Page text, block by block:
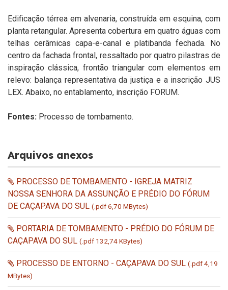
Edificação térrea em alvenaria, construída em esquina, com
planta retangular. Apresenta cobertura em quatro águas com
telhas cerâmicas capa-e-canal e platibanda fechada. No
centro da fachada frontal, ressaltado por quatro pilastras de
inspiração clássica, frontão triangular com elementos em
relevo: balança representativa da justiça e a inscrição JUS
LEX. Abaixo, no entablamento, inscrição FORUM.
Fontes: Processo de tombamento.
Arquivos anexos
PROCESSO DE TOMBAMENTO - IGREJA MATRIZ
NOSSA SENHORA DA ASSUNÇÃO E PRÉDIO DO FÓRUM
DE CAÇAPAVA DO SUL (.pdf 6,70 MBytes)
PORTARIA DE TOMBAMENTO - PRÉDIO DO FÓRUM DE
CAÇAPAVA DO SUL (.pdf 132,74 KBytes)
PROCESSO DE ENTORNO - CAÇAPAVA DO SUL (.pdf 4,19
MBytes)